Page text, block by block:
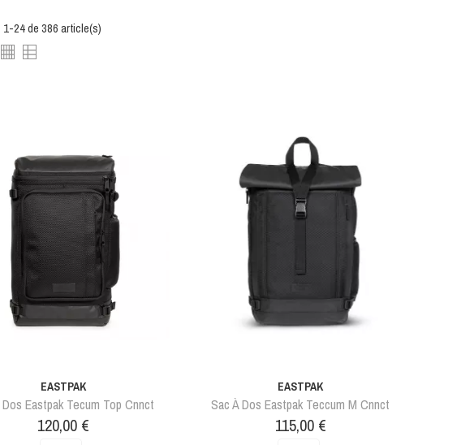
24 de 386 article(s)
EASTPAK
Dos Eastpak Tecum Top Cnnct
Prix
120,00 €
EASTPAK
Sac À Dos Eastpak Teccum M Cnnct
Prix
115,00 €